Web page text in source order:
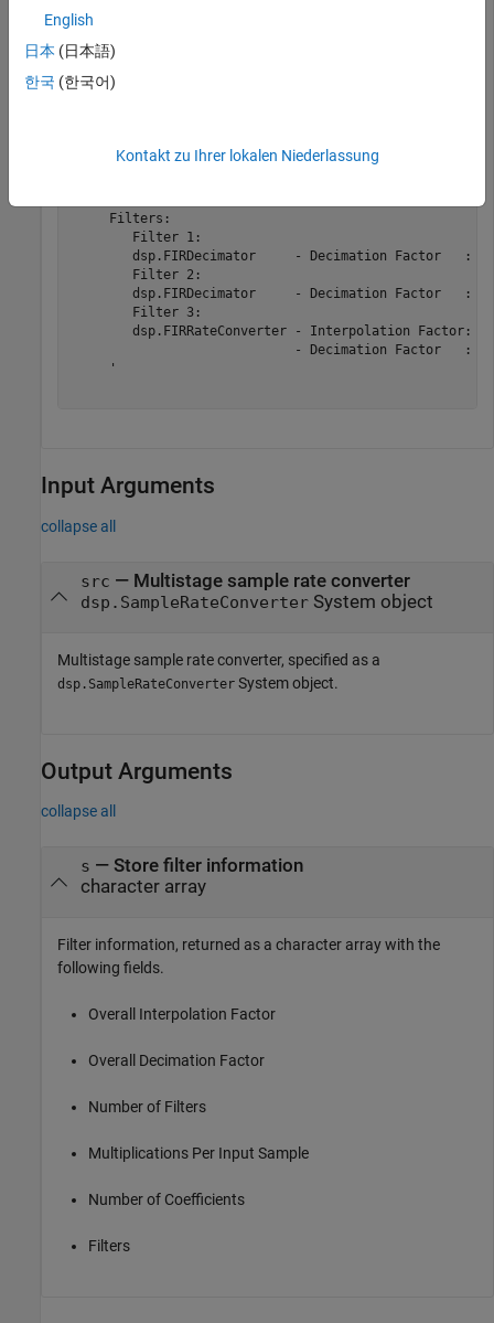
     Number of Filters               : 3
     Filters:
        Filter 1:
        dsp.FIRDecimator     - Decimation Factor   : 2
        Filter 2:
        dsp.FIRDecimator     - Decimation Factor   : 2
        Filter 3:
dsp.FIRRateConverter - Interpolation Factor:
- Decimation Factor   :
     '
Input Arguments
collapse all
src — Multistage sample rate converter
dsp.SampleRateConverter System object
Multistage sample rate converter, specified as a
dsp.SampleRateConverter System object.
Output Arguments
collapse all
s — Store filter information
character array
Filter information, returned as a character array with the
following fields.
Overall Interpolation Factor
Overall Decimation Factor
Number of Filters
Multiplications Per Input Sample
Number of Coefficients
Filters
English
日本 (日本語)
한국 (한국어)
Kontakt zu Ihrer lokalen Niederlassung